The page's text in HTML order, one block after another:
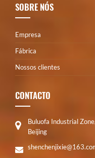
SOBRE NÓS
Empresa
Fábrica
Nossos clientes
CONTACTO
Buluofa Industrial
Beijing